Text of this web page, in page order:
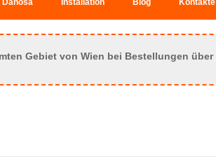
Danosa Installation Blog Kontakte
Gebiet von Wien bei Bestellungen über